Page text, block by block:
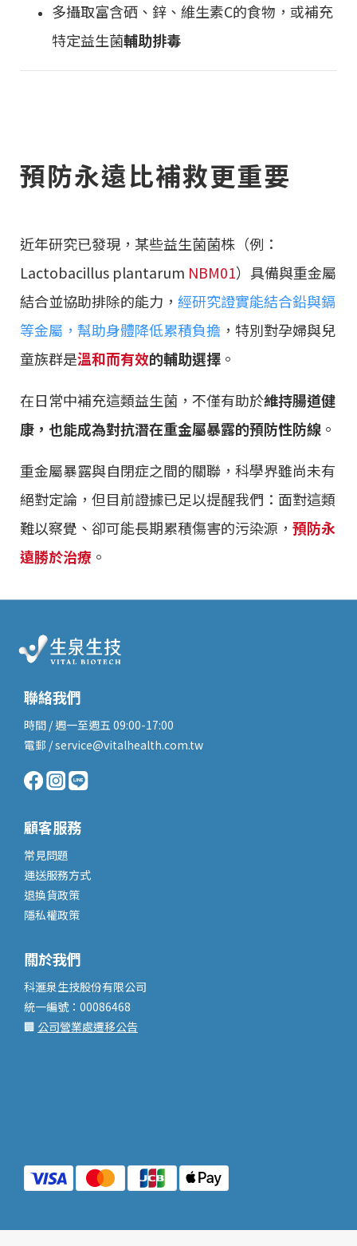
多攝取富含硒、鋅、維生素C的食物，或補充
特定益生菌輔助排毒
預防永遠比補救更重要
近年研究已發現，某些益生菌菌株（例：
Lactobacillus plantarum NBM01）具備與重金屬
結合並協助排除的能力， 經研究證實能結合鉛與鎘
等金屬，幫助身體降低累積負擔 ，特別對孕婦與兒
童族群是溫和而有效的輔助選擇 。
在日常中補充這類益生菌，不僅有助於維持腸道健
康，也能成為對抗潛在重金屬暴露的預防性防線 。
重金屬暴露與自閉症之間的關聯，科學界雖尚未有
絕對定論，但目前證據已足以提醒我們：面對這類
難以察覺、卻可能長期累積傷害的污染源， 預防永
遠勝於治療 。
聯絡我們
時間 / 週一至週五 09:00-17:00
電郵 / service@vitalhealth.com.tw
顧客服務
常見問題
運送服務方式
退換貨政策
隱私權政策
關於我們
科滙泉生技股份有限公司
統一編號：00086468
🏢 公司營業處遷移公告